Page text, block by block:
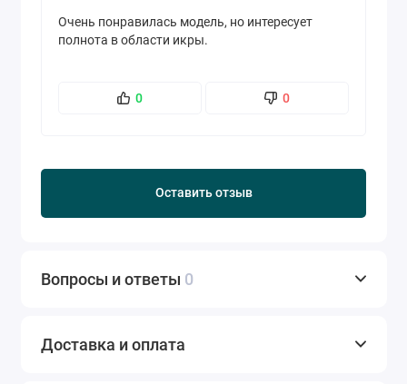
Очень понравилась модель, но интересует
полнота в области икры.
0 0
Оставить отзыв
Вопросы и ответы 0
Доставка и оплата